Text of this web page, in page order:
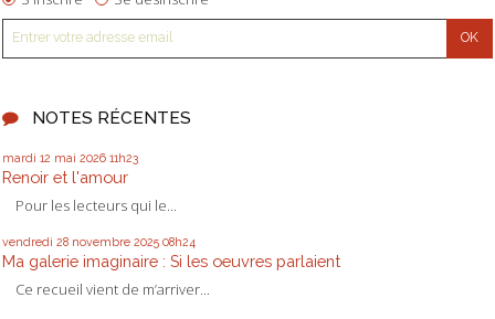
NOTES RÉCENTES
mardi 12 mai 2026 11h23
Renoir et l'amour
Pour les lecteurs qui le...
vendredi 28 novembre 2025 08h24
Ma galerie imaginaire : Si les oeuvres parlaient
Ce recueil vient de m’arriver...